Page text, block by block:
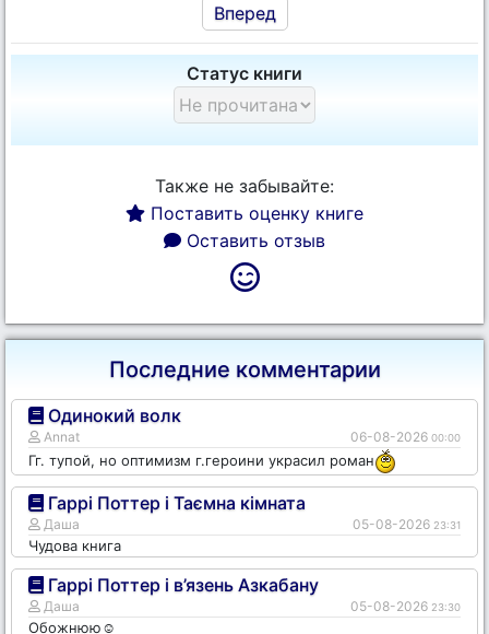
Вперед
Статус книги
Также не забывайте:
Поставить оценку книге
Оставить отзыв
Последние комментарии
Одинокий волк
Annat 06-08-2026 00:00
Гг. тупой, но оптимизм г.героини украсил роман
Гаррі Поттер і Таємна кімната
Даша 05-08-2026 23:31
Чудова книга
Гаррі Поттер і в’язень Азкабану
Даша 05-08-2026 23:30
Обожнюю☺️